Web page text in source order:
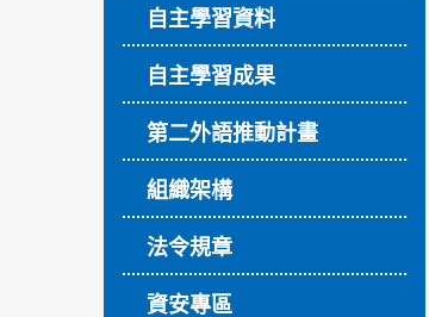
自主學習資料
自主學習成果
第二外語推動計畫
組織架構
法令規章
資安專區